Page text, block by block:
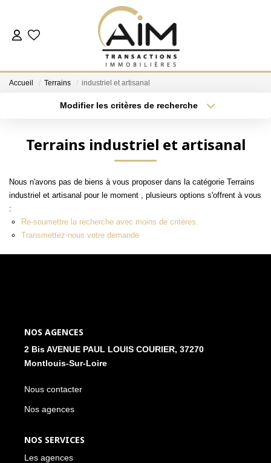
ACHETER
Les Agences
Notre Équipe
Nous Rejoindre
Nos Témoignages
MON COMPTE
Accueil Terrains industriel et artisanal
Modifier les critères de recherche
Plus de critères Créer une alerte
Terrains industriel et artisanal
Nous n'avons pas de biens à vous proposer dans la catégorie Terrains
industriel et artisanal pour le moment , plusieurs options s'offrent à vous
:
Re-soumettre la recherche avec moins de critères.
Transmettez-nous votre demande
NOS AGENCES
2 Bis AVENUE PAUL LOUIS COURIER, 37270
Montlouis-Sur-Loire
Nous contacter
Nos agences
NOS SERVICES
Les agences